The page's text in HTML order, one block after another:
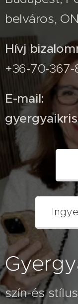
belváros,
Hívj
+36-70-
E-mail:
szín-és